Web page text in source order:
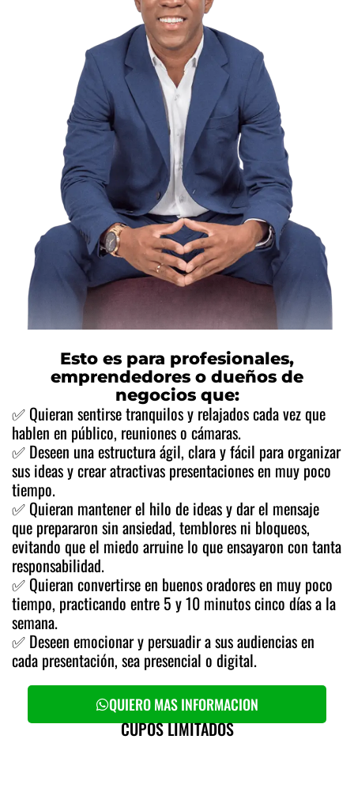
Esto es para profesionales,
emprendedores o dueños de
negocios que:
✅ Quieran sentirse tranquilos y relajados cada vez que
hablen en público, reuniones o cámaras.
✅ Deseen una estructura ágil, clara y fácil para organizar
sus ideas y crear atractivas presentaciones en muy poco
tiempo.
✅ Quieran mantener el hilo de ideas y dar el mensaje
que prepararon sin ansiedad, temblores ni bloqueos,
evitando que el miedo arruine lo que ensayaron con tanta
responsabilidad.
✅ Quieran convertirse en buenos oradores en muy poco
tiempo, practicando entre 5 y 10 minutos cinco días a la
semana.
✅ Deseen emocionar y persuadir a sus audiencias en
cada presentación, sea presencial o digital.
QUIERO MAS INFORMACION
CUPOS LIMITADOS